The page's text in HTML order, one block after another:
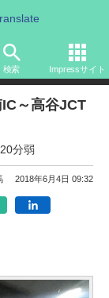
検索 Impressサイト
IC～高谷JCT
分弱
2018年6月4日 09:32